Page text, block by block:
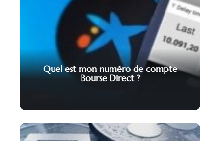
Quel est mon numéro de compte
Bourse Direct ?